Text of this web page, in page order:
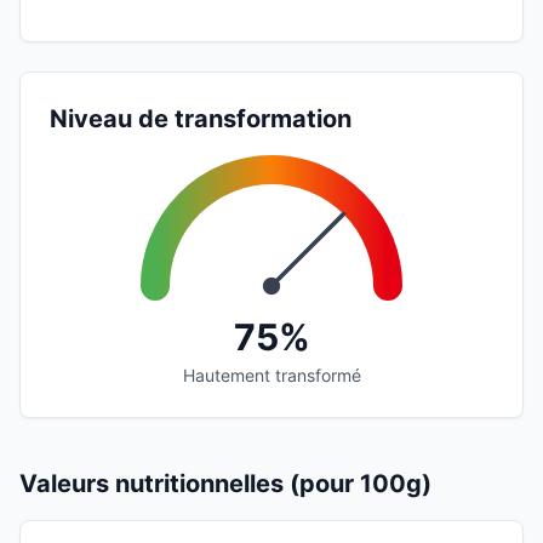
Niveau de transformation
75%
Hautement transformé
Valeurs nutritionnelles (pour 100g)